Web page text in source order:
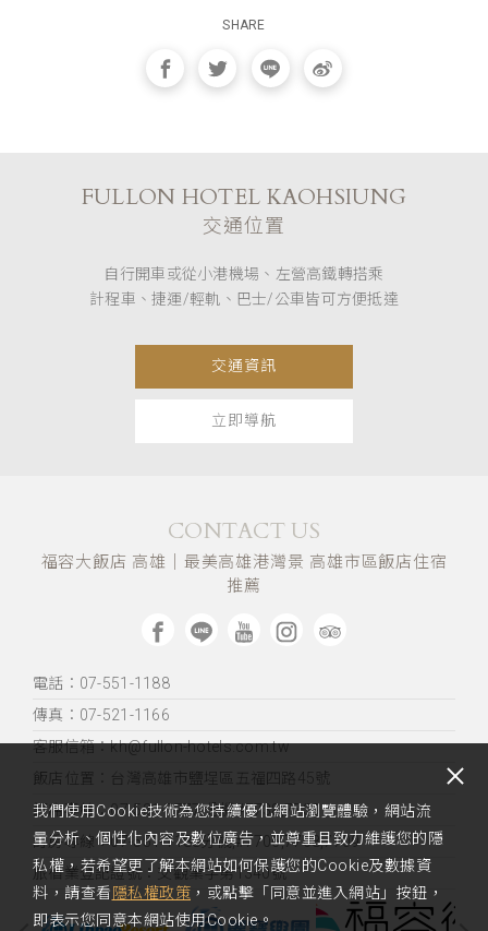
SHARE
FULLON HOTEL KAOHSIUNG
交通位置
自行開車或從小港機場、左營高鐵轉搭乘
計程車、捷運/輕軌、巴士/公車皆可方便抵達
交通資訊
立即導航
CONTACT US
福容大飯店 高雄｜最美高雄港灣景 高雄市區飯店住宿
推薦
電話：07-551-1188
傳真：07-521-1166
客服信箱：kh@fullon-hotels.com.tw
飯店位置： 台灣高雄市鹽埕區五福四路45號
訂席專線：07-531-7777,分機#7738,7739
訂房專線：07-551-1188分機,#7706,7708,7709
旅宿業登記證號：交觀業字第1340號
我們使用Cookie技術為您持續優化網站瀏覽體驗，網站流
量分析、個性化內容及數位廣告，並尊重且致力維護您的隱
私權，若希望更了解本網站如何保護您的Cookie及數據資
料，請查看 隱私權政策 ，或點擊「同意並進入網站」按鈕，
即表示您同意本網站使用Cookie。